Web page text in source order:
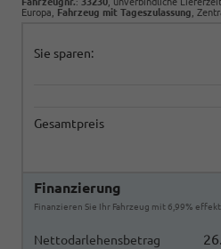
Europa, Fahrzeug mit Tageszulassung ,
Sie sparen:
Gesamtpreis
Finanzierung
Finanzieren Sie Ihr Fahrzeug mit 6,99%
Nettodarlehensbetrag